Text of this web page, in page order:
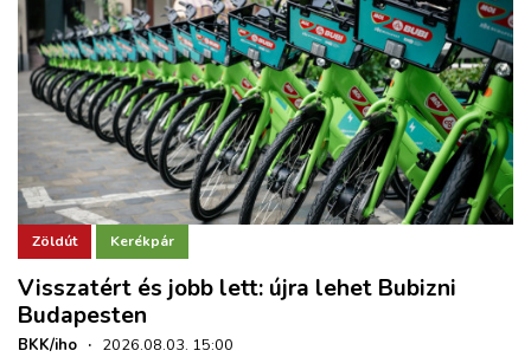
Zöldút Kerékpár
Visszatért és jobb lett: újra lehet Bubizni
Budapesten
BKK/iho · 2026.08.03. 15:00